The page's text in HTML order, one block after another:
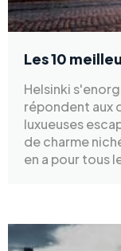
Les 10
Helsinki
répondent aux
luxueuses
de charme
en a pour tous